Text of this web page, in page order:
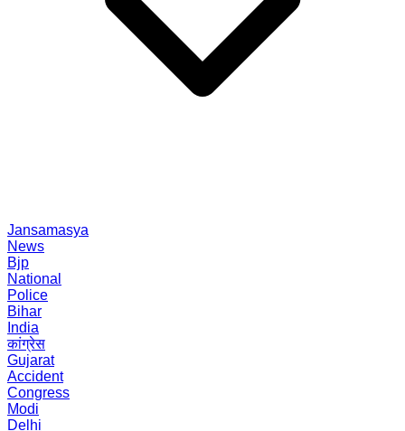
Jansamasya
News
Bjp
National
Police
Bihar
India
कांग्रेस
Gujarat
Accident
Congress
Modi
Delhi